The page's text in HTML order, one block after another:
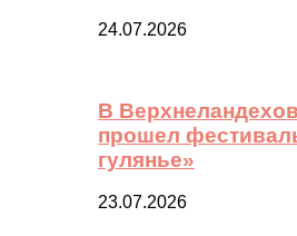
24.07.2026
В
прошел
гулянье»
23.07.2026